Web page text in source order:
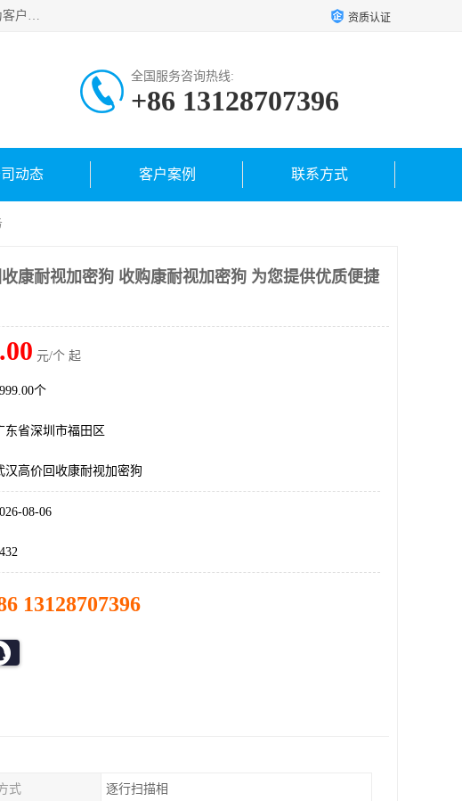
深圳市宝安区诚芯源电子商行主要从事：回收康耐视加密狗、回收欧姆龙cpu、回收欧姆龙模块等 一站式收购,能迅速便捷为客户消化库存、减少仓储、回笼资金，我们交易灵活方便，现金支付，价格优势合理，在业务方面赢得广大客户的一致好评 热情欢迎有库存需要处理的客户 请尽快联系我们 资质认证
全国服务咨询热线:
+86 13128707396
动态 客户案例 联系方式
康耐视加密狗 收购康耐视加密狗 为您提供优质便捷
元/个 起
个
东省深圳市福田区
汉高价回收康耐视加密狗
08-06
13128707396
式 逐行扫描相